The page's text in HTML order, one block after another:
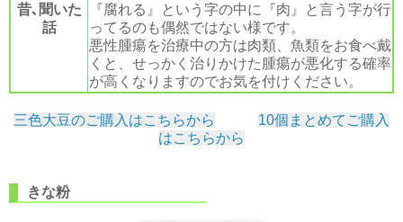
昔､聞いた
話
『腐れる』という字の中に『肉』と言う字が行
ってるのも偶然ではない様です。
悪性腫瘍を治療中の方は肉類、魚類をお食べ戴
くと、せっかく治りかけた腫瘍が悪化する確率
が高くなりますのでお気を付けください。
三色大豆のご購入はこちらから
10個まとめてご購入
はこちらから
きな粉